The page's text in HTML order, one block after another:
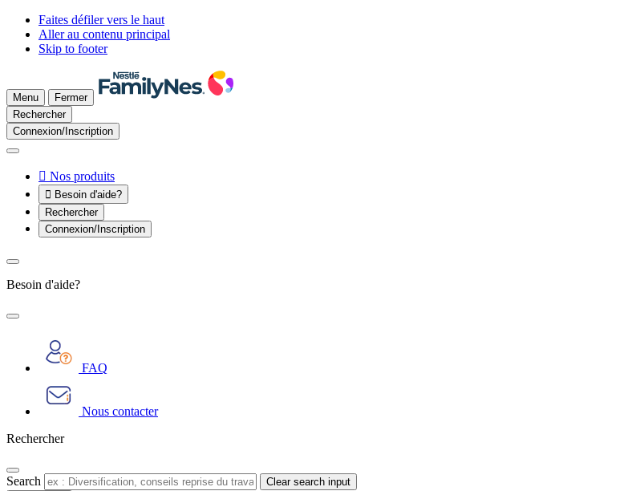
Faites défiler vers le haut
Aller au contenu principal
Skip to footer
Menu
Fermer
Rechercher
Connexion/Inscription
 Nos produits
 Besoin d'aide?
Rechercher
Connexion/Inscription
Besoin d'aide?
FAQ
Nous contacter
Rechercher
Search Clear search input